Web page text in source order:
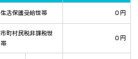
生活保護受給世帯 ０円
市町村民税非課税世
帯
０円